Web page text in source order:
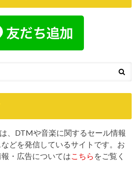
、DTMや音楽に関するセール情報
どを発信しているサイトです。お
・広告については こちら をご覧く